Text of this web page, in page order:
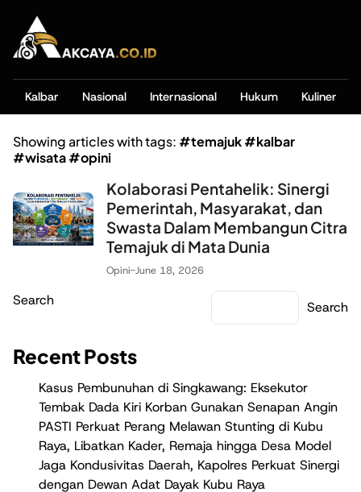
Kalbar Nasional Internasional Hukum Kuliner
Showing articles with tags: #temajuk #kalbar
#wisata #opini
Kolaborasi Pentahelik: Sinergi
Pemerintah, Masyarakat, dan
Swasta Dalam Membangun Citra
Temajuk di Mata Dunia
Opini-June 18, 2026
Search Search
Recent Posts
Kasus Pembunuhan di Singkawang: Eksekutor
Tembak Dada Kiri Korban Gunakan Senapan Angin
PASTI Perkuat Perang Melawan Stunting di Kubu
Raya, Libatkan Kader, Remaja hingga Desa Model
Jaga Kondusivitas Daerah, Kapolres Perkuat Sinergi
dengan Dewan Adat Dayak Kubu Raya